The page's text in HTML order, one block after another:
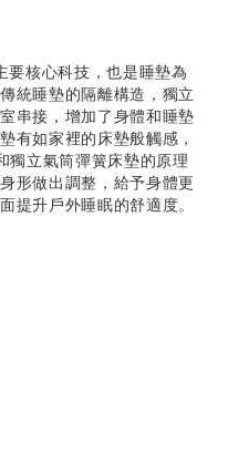
核心科技，也是睡墊為
統睡墊的隔離構造，獨立
串接，增加了身體和睡墊
有如家裡的床墊般觸感，
獨立氣筒彈簧床墊的原理
形做出調整，給予身體更
提升戶外睡眠的舒適度。